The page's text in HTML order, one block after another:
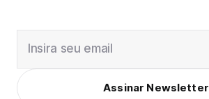
Insira seu email
Assinar Newsletter